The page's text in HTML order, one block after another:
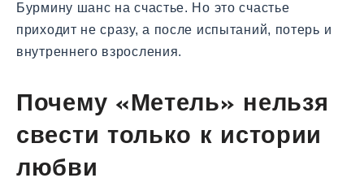
Бурмину шанс на счастье. Но это счастье
приходит не сразу, а после испытаний, потерь и
внутреннего взросления.
Почему «Метель» нельзя
свести только к истории
любви